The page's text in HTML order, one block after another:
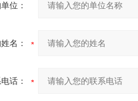
位：
名：
话：